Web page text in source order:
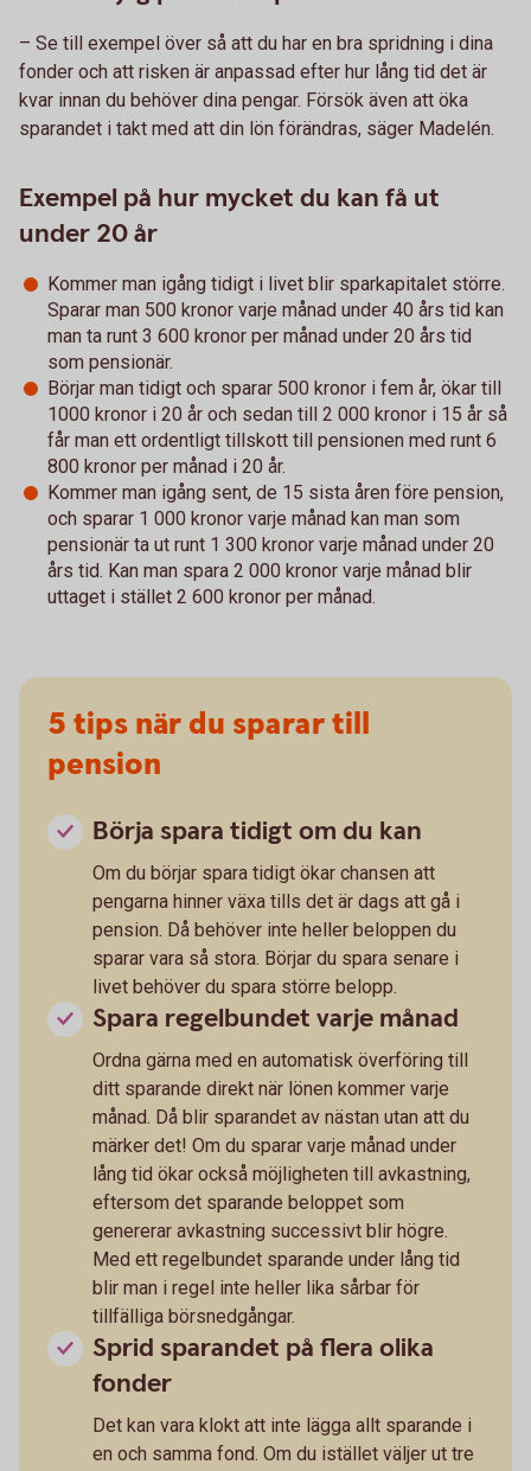
– Se till exempel över så att du har en bra spridning i dina
fonder och att risken är anpassad efter hur lång tid det är
kvar innan du behöver dina pengar. Försök även att öka
sparandet i takt med att din lön förändras, säger Madelén.
Exempel på hur mycket du kan få ut
under 20 år
Kommer man igång tidigt i livet blir sparkapitalet större.
Sparar man 500 kronor varje månad under 40 års tid kan
man ta runt 3 600 kronor per månad under 20 års tid
som pensionär.
Börjar man tidigt och sparar 500 kronor i fem år, ökar till
1000 kronor i 20 år och sedan till 2 000 kronor i 15 år så
får man ett ordentligt tillskott till pensionen med runt 6
800 kronor per månad i 20 år.
Kommer man igång sent, de 15 sista åren före pension,
och sparar 1 000 kronor varje månad kan man som
pensionär ta ut runt 1 300 kronor varje månad under 20
års tid. Kan man spara 2 000 kronor varje månad blir
uttaget i stället 2 600 kronor per månad.
5 tips när du sparar till
pension
Börja spara tidigt om du kan
Om du börjar spara tidigt ökar chansen att
pengarna hinner växa tills det är dags att gå i
pension. Då behöver inte heller beloppen du
sparar vara så stora. Börjar du spara senare i
livet behöver du spara större belopp.
Spara regelbundet varje månad
Ordna gärna med en automatisk överföring till
ditt sparande direkt när lönen kommer varje
månad. Då blir sparandet av nästan utan att du
märker det! Om du sparar varje månad under
lång tid ökar också möjligheten till avkastning,
eftersom det sparande beloppet som
genererar avkastning successivt blir högre.
Med ett regelbundet sparande under lång tid
blir man i regel inte heller lika sårbar för
tillfälliga börsnedgångar.
Sprid sparandet på flera olika
fonder
Det kan vara klokt att inte lägga allt sparande i
en och samma fond. Om du istället väljer ut tre